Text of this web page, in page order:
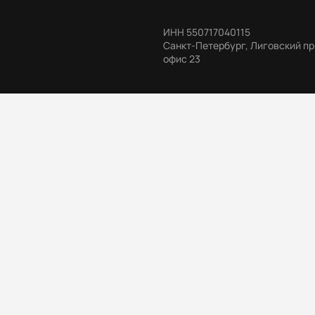
ИНН 550717040115
Санкт-Петербург, Лиговский
офис 23